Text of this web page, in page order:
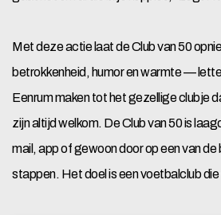
Met deze actie laat de Club van 50
betrokkenheid, humor en warmte —
Eenrum maken tot het gezellige clubje
zijn altijd welkom. De Club van 50 is
mail, app of gewoon door op een van
stappen. Het doel is een voetbalclub